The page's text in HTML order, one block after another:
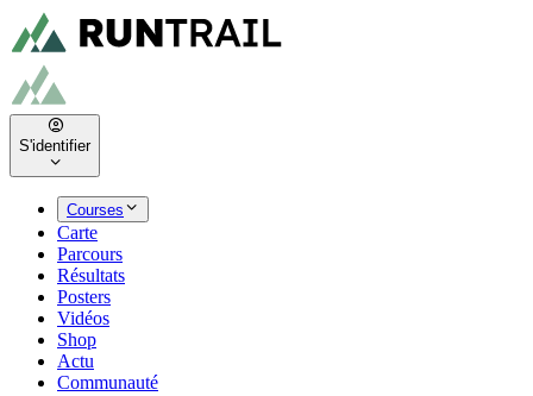
S'identifier
Courses
Carte
Parcours
Résultats
Posters
Vidéos
Shop
Actu
Communauté